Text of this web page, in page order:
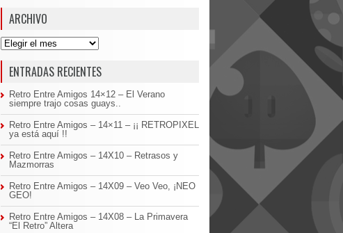
ARCHIVO
Archivo
ENTRADAS RECIENTES
Retro Entre Amigos 14×12 – El Verano
siempre trajo cosas guays..
Retro Entre Amigos – 14×11 – ¡¡ RETROPIXEL
ya está aquí !!
Retro Entre Amigos – 14X10 – Retrasos y
Mazmorras
Retro Entre Amigos – 14X09 – Veo Veo, ¡NEO
GEO!
Retro Entre Amigos – 14X08 – La Primavera
“El Retro” Altera